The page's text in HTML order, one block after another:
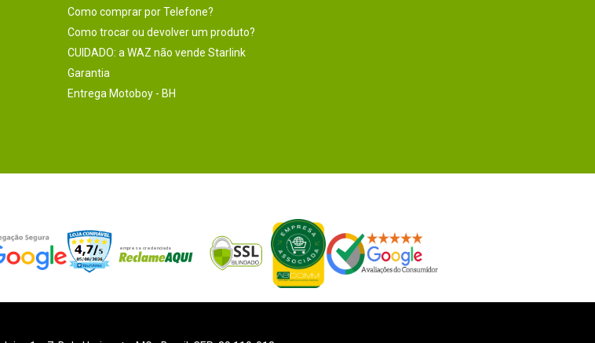
Como comprar por Telefone?
Como trocar ou devolver um produto?
CUIDADO: a WAZ não vende Starlink
Garantia
Entrega Motoboy - BH